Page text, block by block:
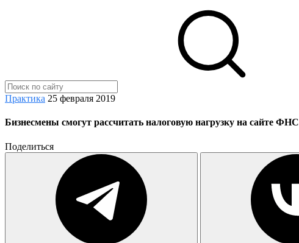
Практика 25 февраля 2019
Бизнесмены смогут рассчитать налоговую нагрузку на сайте ФНС
Поделиться